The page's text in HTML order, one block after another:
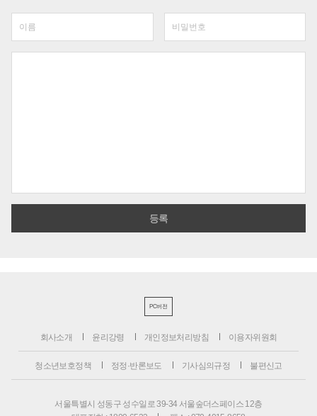
PC버전
회사소개 윤리강령 개인정보처리방침 이용자위원회
청소년보호정책 정정·반론보도 기사심의규정 불편신고
서울특별시 성동구 성수일로 39-34 서울숲더스페이스 12층